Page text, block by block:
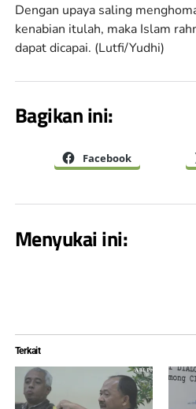
Dengan upaya saling
kenabian itulah, maka Islam
dapat dicapai. (Lutfi/Yudhi)
Bagikan ini:
Facebook
Menyukai ini:
Terkait